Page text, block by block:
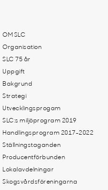
OM SLC
Organisation
SLC 75 år
Uppgift
Bakgrund
Strategi
Utvecklingsprogam
SLC:s miljöprogram 2019
Handlingsprogram 2017-2022
Ställningstaganden
Producentförbunden
Lokalavdelningar
Skogsvårdsföreningarna